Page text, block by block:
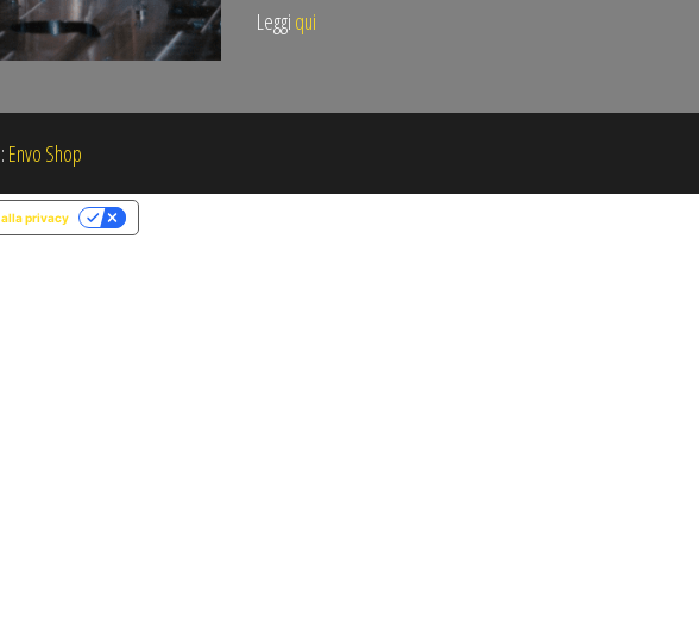
Leggi qui
Envo Shop
privacy